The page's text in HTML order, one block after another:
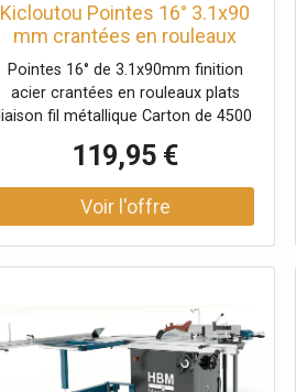
Kicloutou Pointes 16° 3.1x90
mm crantées en rouleaux
plats fil métal X 4500
Pointes 16° de 3.1x90mm finition
acier crantées en rouleaux plats
liaison fil métallique Carton de 4500
119,95 €